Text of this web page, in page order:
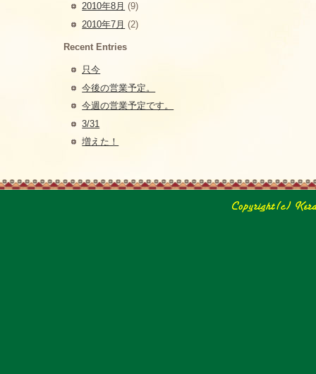
2010年8月 (9)
2010年7月 (2)
Recent Entries
只今
今後の営業予定。
今週の営業予定です。
3/31
増えた！